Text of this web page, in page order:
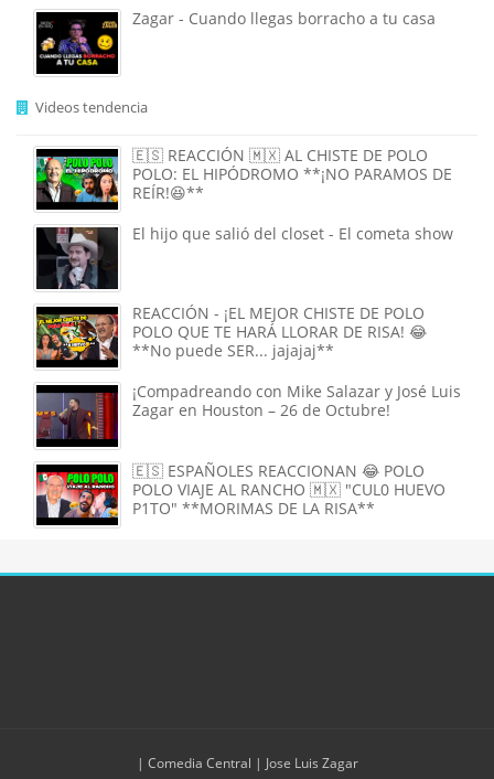
Zagar - Cuando llegas borracho a tu casa
Videos tendencia
🇪🇸 REACCIÓN 🇲🇽 AL CHISTE DE POLO
POLO: EL HIPÓDROMO **¡NO PARAMOS DE
REÍR!😆**
El hijo que salió del closet - El cometa show
REACCIÓN - ¡EL MEJOR CHISTE DE POLO
POLO QUE TE HARÁ LLORAR DE RISA! 😂
**No puede SER... jajajaj**
¡Compadreando con Mike Salazar y José Luis
Zagar en Houston – 26 de Octubre!
🇪🇸 ESPAÑOLES REACCIONAN 😂 POLO
POLO VIAJE AL RANCHO 🇲🇽 "CUL0 HUEVO
P1TO" **MORIMAS DE LA RISA**
| Comedia Central | Jose Luis Zagar